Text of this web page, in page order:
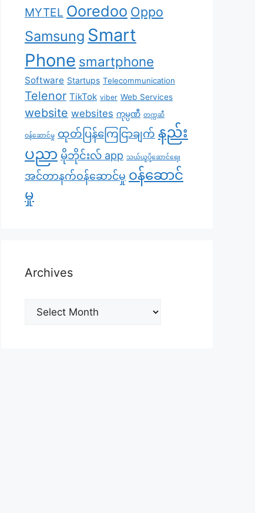
MYTEL Ooredoo Oppo
Samsung Smart
Phone smartphone
Software Startups Telecommunication
Telenor TikTok viber Web Services
website websites ကုမ္ပဏီ တက္ကဆီ
ဝန်ဆောင်မှု ထုတ်ပြန်ကြေငြာချက် နည်း
ပညာ မိုဘိုင်းလ် app သယ်ယူပို့ဆောင်ရေး
အင်တာနက်ဝန်ဆောင်မှု ၀န်ဆောင်
မှု
Archives
Archives